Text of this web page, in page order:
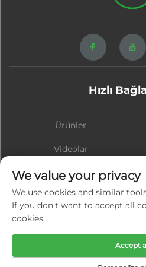
Hızlı
Ürünler
Videolar
İletişim
We value your privacy
We use cookies and similar
If you don't want to accept all
cookies.
Accept